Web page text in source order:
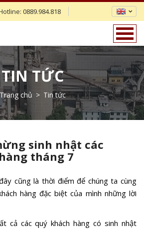
0889.984.818
TIN TỨC
Trang chủ > Tin tức
sinh nhật các
tháng 7
cũng là thời điểm để chúng ta cùng
hàng đặc biệt của mình những lời
cả các quý khách hàng có sinh nhật